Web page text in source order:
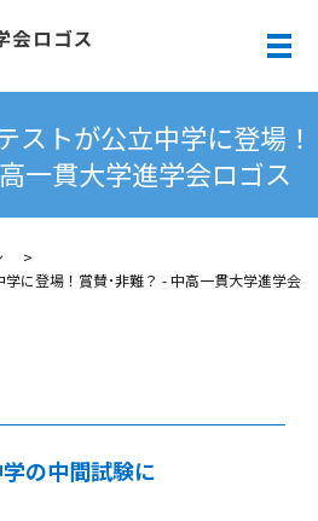
メ
ストが公立中学に登場！
一貫大学進学会ロゴス
に登場！賞賛･非難？ - 中高一貫大学進学会
の中間試験に